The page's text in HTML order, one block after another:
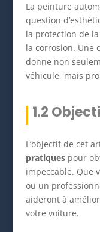
La peinture
question
la protection de
la corrosion. Une
donne non
véhicule, mais
1.2
L’objectif de cet
pratiquespour
impeccable. Que
ou un
aideront à
votre voiture.